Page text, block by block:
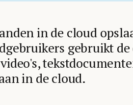
in de cloud
gebruikt
in de cloud.